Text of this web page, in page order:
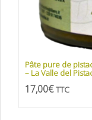
Pâte pure de
– La Valle del
17,00€ TTC